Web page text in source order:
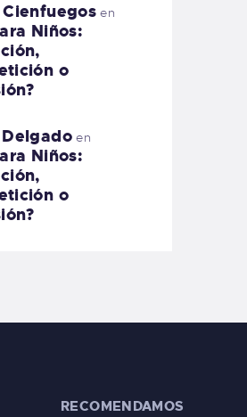
en
Niños:
o
en
Niños:
o
RECOMENDAMOS